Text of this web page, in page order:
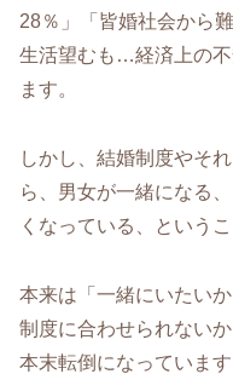
28％」「皆婚社会から
生活望むも…経済上の
ます。
しかし、結婚制度やそ
ら、男女が一緒になる
くなっている、というこ
本来は「一緒にいたい
制度に合わせられない
本末転倒になっています